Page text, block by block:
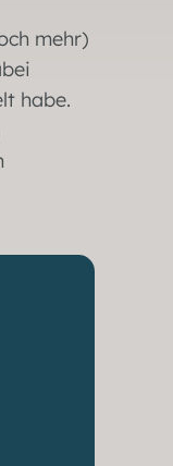
mehr)
habe.